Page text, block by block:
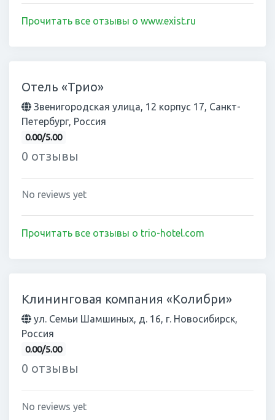
Прочитать все отзывы о www.exist.ru
Отель «Трио»
Звенигородская улица, 12 корпус 17, Санкт-
Петербург, Россия
0.00/5.00
0 отзывы
No reviews yet
Прочитать все отзывы о trio-hotel.com
Клининговая компания «Колибри»
ул. Семьи Шамшиных, д. 16, г. Новосибирск,
Россия
0.00/5.00
0 отзывы
No reviews yet